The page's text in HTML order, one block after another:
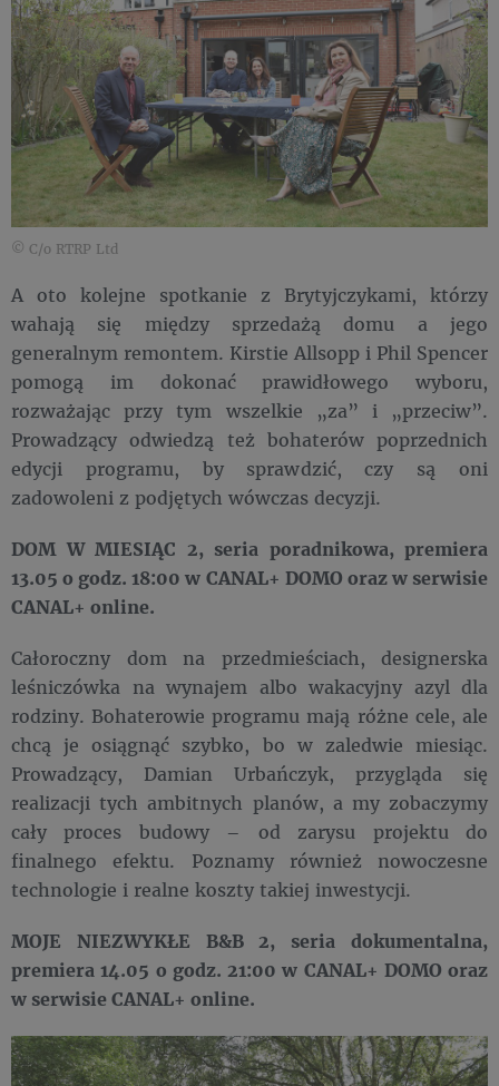
© C/o RTRP Ltd
A oto kolejne spotkanie z Brytyjczykami, którzy
wahają się między sprzedażą domu a jego
generalnym remontem. Kirstie Allsopp i Phil Spencer
pomogą im dokonać prawidłowego wyboru,
rozważając przy tym wszelkie „za” i „przeciw”.
Prowadzący odwiedzą też bohaterów poprzednich
edycji programu, by sprawdzić, czy są oni
zadowoleni z podjętych wówczas decyzji.
DOM W MIESIĄC 2, seria poradnikowa, premiera
13.05 o godz. 18:00 w CANAL+ DOMO oraz w serwisie
CANAL+ online.
Całoroczny dom na przedmieściach, designerska
leśniczówka na wynajem albo wakacyjny azyl dla
rodziny. Bohaterowie programu mają różne cele, ale
chcą je osiągnąć szybko, bo w zaledwie miesiąc.
Prowadzący, Damian Urbańczyk, przygląda się
realizacji tych ambitnych planów, a my zobaczymy
cały proces budowy – od zarysu projektu do
finalnego efektu. Poznamy również nowoczesne
technologie i realne koszty takiej inwestycji.
MOJE NIEZWYKŁE B&B 2, seria dokumentalna,
premiera 14.05 o godz. 21:00 w CANAL+ DOMO oraz
w serwisie CANAL+ online.